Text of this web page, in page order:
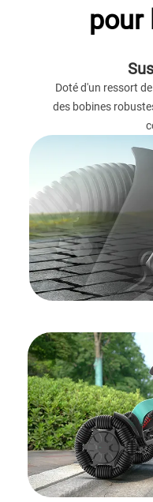
pour
Doté d'un ressort
des bobines